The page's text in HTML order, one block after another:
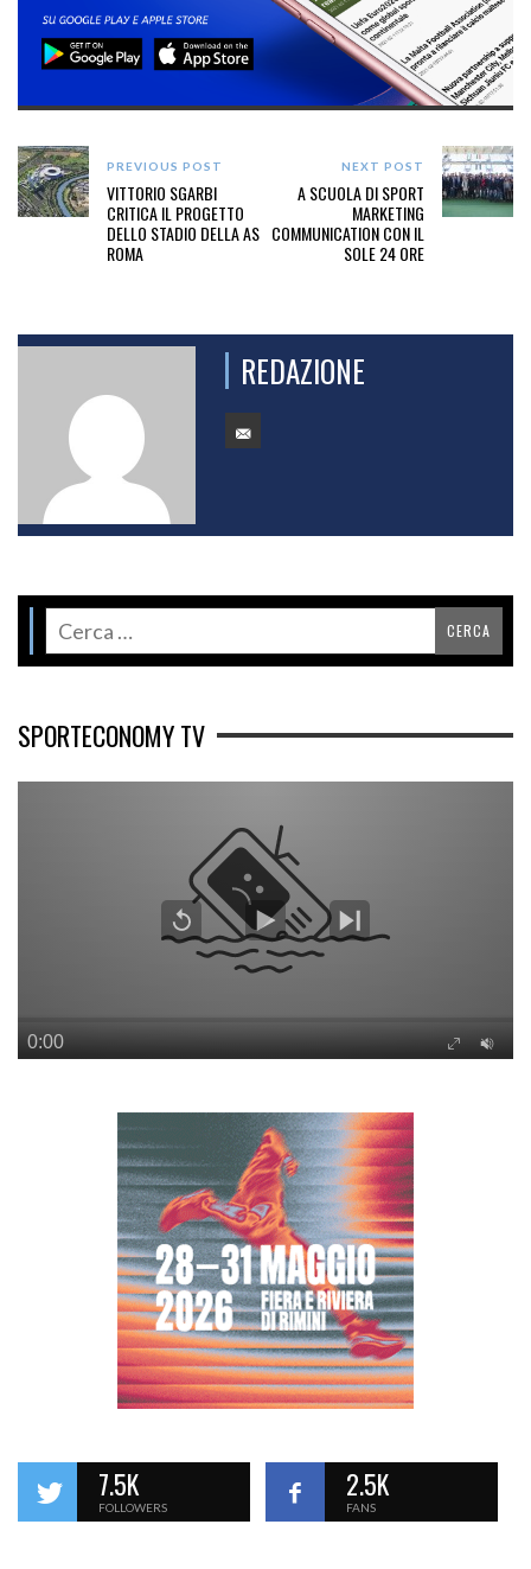
PREVIOUS POST
VITTORIO SGARBI
CRITICA IL PROGETTO
DELLO STADIO DELLA AS
ROMA
NEXT POST
A SCUOLA DI SPORT
MARKETING
COMMUNICATION CON IL
SOLE 24 ORE
REDAZIONE
SPORTECONOMY TV
7.5K
FOLLOWERS
2.5K
FANS